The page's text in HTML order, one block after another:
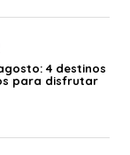
4 destinos
para disfrutar